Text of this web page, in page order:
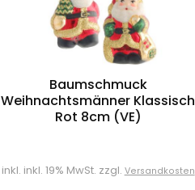
Baumschmuck
Weihnachtsmänner Klassisch
Rot 8cm (VE)
inkl. inkl. 19% MwSt. zzgl. Versandkosten